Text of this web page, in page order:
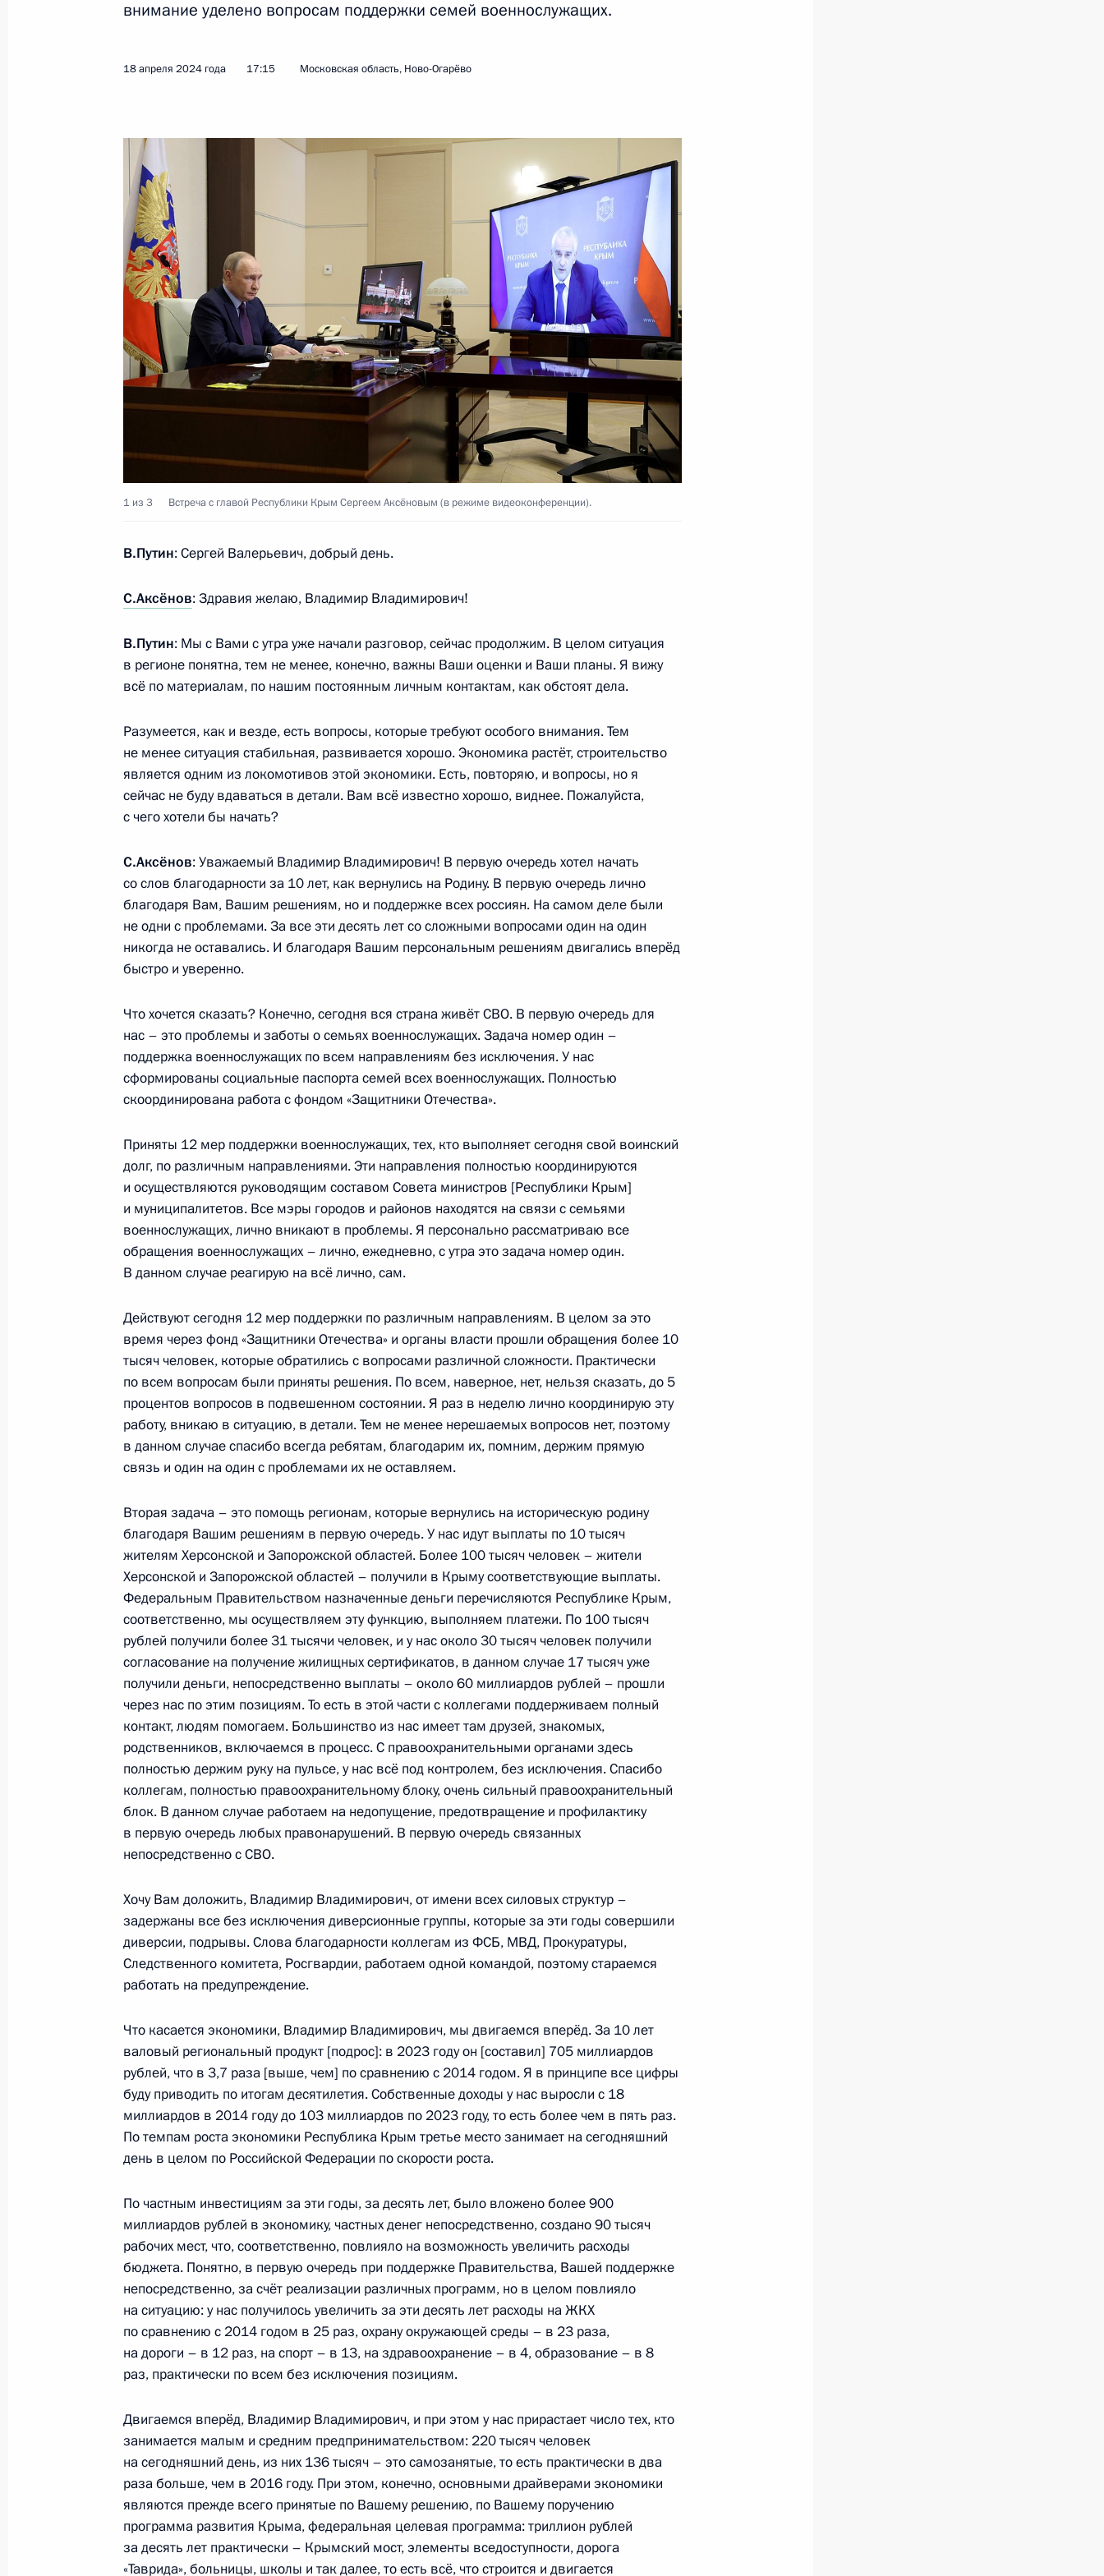
высоких представителей, курирующих вопросы безопасности
24 апреля 2024 года, 09:45
23 апреля 2024 года, вторник
50-летие начала строительства БАМа
23 апреля 2024 года, 19:00 Москва, Кремль
Встреча с Председателем Верховного Суда Ириной Подносовой
23 апреля 2024 года, 16:50 Москва, Кремль
2
22 апреля 2024 года, понедельник
Встреча с Президентом Азербайджана Ильхамом Алиевым
22 апреля 2024 года, 15:30 Москва, Кремль
6
19 апреля 2024 года, пятница
Совещание с постоянными членами Совета Безопасности
19 апреля 2024 года, 13:30
18 апреля 2024 года, четверг
Встреча с губернатором Мурманской области Андреем Чибисом
18 апреля 2024 года, 17:30 Московская область, Ново-Огарёво
2
Встреча с главой Республики Крым Сергеем Аксёновым
18 апреля 2024 года, 17:15 Московская область, Ново-Огарёво
Совещание с членами Правительства
17 апреля 2024 года, 17:30 Московская область, Ново-Огарёво
16 апреля 2024 года, вторник
16 апреля 2024 года, 13:15 Москва, Кремль
15 апреля 2024 года, понедельник
Встреча с губернатором Волгоградской области Андреем
Бочаровым
2
Встреча с губернатором Астраханской области Игорем
Бабушкиным
15 апреля 2024 года, 13:10 Москва, Кремль
12 апреля 2024 года, пятница
Встреча с космонавтами – участниками 21-й экспедиции на МКС
12 апреля 2024 года, 17:55 Москва, Кремль
11 апреля 2024 года, четверг
11 апреля 2024 года, 21:30 Москва, Кремль
Совещание по вопросам ликвидации последствий паводков 2
10 апреля 2024 года, среда
Встреча с Министром труда и социальной защиты Антоном
Котяковым
10 апреля 2024 года, 13:40 Москва, Кремль
9 апреля 2024 года, вторник
Встреча с главой Башкирии Радием Хабировым
9 апреля 2024 года, 13:30 Москва, Кремль
3
8 апреля 2024 года, понедельник
Встреча с главой Росрыболовства Ильёй Шестаковым
8 апреля 2024 года, 14:10 Москва, Кремль
4 апреля 2024 года, четверг
Совещание с членами Правительства
внимание уделено вопросам поддержки семей военнослужащих.
18 апреля 2024 года 17:15 Московская область, Ново-Огарёво
1 из 3 Встреча с главой Республики Крым Сергеем Аксёновым (в режиме видеоконференции).
В.Путин: Сергей Валерьевич, добрый день.
С.Аксёнов: Здравия желаю, Владимир Владимирович!
В.Путин: Мы с Вами с утра уже начали разговор, сейчас продолжим. В целом ситуация
в регионе понятна, тем не менее, конечно, важны Ваши оценки и Ваши планы. Я вижу
всё по материалам, по нашим постоянным личным контактам, как обстоят дела.
Разумеется, как и везде, есть вопросы, которые требуют особого внимания. Тем
не менее ситуация стабильная, развивается хорошо. Экономика растёт, строительство
является одним из локомотивов этой экономики. Есть, повторяю, и вопросы, но я
сейчас не буду вдаваться в детали. Вам всё известно хорошо, виднее. Пожалуйста,
с чего хотели бы начать?
С.Аксёнов: Уважаемый Владимир Владимирович! В первую очередь хотел начать
со слов благодарности за 10 лет, как вернулись на Родину. В первую очередь лично
благодаря Вам, Вашим решениям, но и поддержке всех россиян. На самом деле были
не одни с проблемами. За все эти десять лет со сложными вопросами один на один
никогда не оставались. И благодаря Вашим персональным решениям двигались вперёд
быстро и уверенно.
Что хочется сказать? Конечно, сегодня вся страна живёт СВО. В первую очередь для
нас – это проблемы и заботы о семьях военнослужащих. Задача номер один –
поддержка военнослужащих по всем направлениям без исключения. У нас
сформированы социальные паспорта семей всех военнослужащих. Полностью
скоординирована работа с фондом «Защитники Отечества».
Приняты 12 мер поддержки военнослужащих, тех, кто выполняет сегодня свой воинский
долг, по различным направлениями. Эти направления полностью координируются
и осуществляются руководящим составом Совета министров [Республики Крым]
и муниципалитетов. Все мэры городов и районов находятся на связи с семьями
военнослужащих, лично вникают в проблемы. Я персонально рассматриваю все
обращения военнослужащих – лично, ежедневно, с утра это задача номер один.
В данном случае реагирую на всё лично, сам.
Действуют сегодня 12 мер поддержки по различным направлениям. В целом за это
время через фонд «Защитники Отечества» и органы власти прошли обращения более 10
тысяч человек, которые обратились с вопросами различной сложности. Практически
по всем вопросам были приняты решения. По всем, наверное, нет, нельзя сказать, до 5
процентов вопросов в подвешенном состоянии. Я раз в неделю лично координирую эту
работу, вникаю в ситуацию, в детали. Тем не менее нерешаемых вопросов нет, поэтому
в данном случае спасибо всегда ребятам, благодарим их, помним, держим прямую
связь и один на один с проблемами их не оставляем.
Вторая задача – это помощь регионам, которые вернулись на историческую родину
благодаря Вашим решениям в первую очередь. У нас идут выплаты по 10 тысяч
жителям Херсонской и Запорожской областей. Более 100 тысяч человек – жители
Херсонской и Запорожской областей – получили в Крыму соответствующие выплаты.
Федеральным Правительством назначенные деньги перечисляются Республике Крым,
соответственно, мы осуществляем эту функцию, выполняем платежи. По 100 тысяч
рублей получили более 31 тысячи человек, и у нас около 30 тысяч человек получили
согласование на получение жилищных сертификатов, в данном случае 17 тысяч уже
получили деньги, непосредственно выплаты – около 60 миллиардов рублей – прошли
через нас по этим позициям. То есть в этой части с коллегами поддерживаем полный
контакт, людям помогаем. Большинство из нас имеет там друзей, знакомых,
родственников, включаемся в процесс. С правоохранительными органами здесь
полностью держим руку на пульсе, у нас всё под контролем, без исключения. Спасибо
коллегам, полностью правоохранительному блоку, очень сильный правоохранительный
блок. В данном случае работаем на недопущение, предотвращение и профилактику
в первую очередь любых правонарушений. В первую очередь связанных
непосредственно с СВО.
Хочу Вам доложить, Владимир Владимирович, от имени всех силовых структур –
задержаны все без исключения диверсионные группы, которые за эти годы совершили
диверсии, подрывы. Слова благодарности коллегам из ФСБ, МВД, Прокуратуры,
Следственного комитета, Росгвардии, работаем одной командой, поэтому стараемся
работать на предупреждение.
Что касается экономики, Владимир Владимирович, мы двигаемся вперёд. За 10 лет
валовый региональный продукт [подрос]: в 2023 году он [составил] 705 миллиардов
рублей, что в 3,7 раза [выше, чем] по сравнению с 2014 годом. Я в принципе все цифры
буду приводить по итогам десятилетия. Собственные доходы у нас выросли с 18
миллиардов в 2014 году до 103 миллиардов по 2023 году, то есть более чем в пять раз.
По темпам роста экономики Республика Крым третье место занимает на сегодняшний
день в целом по Российской Федерации по скорости роста.
По частным инвестициям за эти годы, за десять лет, было вложено более 900
миллиардов рублей в экономику, частных денег непосредственно, создано 90 тысяч
рабочих мест, что, соответственно, повлияло на возможность увеличить расходы
бюджета. Понятно, в первую очередь при поддержке Правительства, Вашей поддержке
непосредственно, за счёт реализации различных программ, но в целом повлияло
на ситуацию: у нас получилось увеличить за эти десять лет расходы на ЖКХ
по сравнению с 2014 годом в 25 раз, охрану окружающей среды – в 23 раза,
на дороги – в 12 раз, на спорт – в 13, на здравоохранение – в 4, образование – в 8
раз, практически по всем без исключения позициям.
Двигаемся вперёд, Владимир Владимирович, и при этом у нас прирастает число тех, кто
занимается малым и средним предпринимательством: 220 тысяч человек
на сегодняшний день, из них 136 тысяч – это самозанятые, то есть практически в два
раза больше, чем в 2016 году. При этом, конечно, основными драйверами экономики
являются прежде всего принятые по Вашему решению, по Вашему поручению
программа развития Крыма, федеральная целевая программа: триллион рублей
за десять лет практически – Крымский мост, элементы вседоступности, дорога
«Таврида», больницы, школы и так далее, то есть всё, что строится и двигается